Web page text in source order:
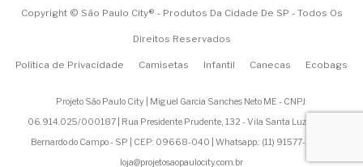
Copyright © São Paulo City® - Produtos Da Cidade De SP - Todos Os
Direitos Reservados
Política de Privacidade Camisetas Infantil Canecas Ecobags
Projeto São Paulo City | Miguel Garcia Sanches Neto ME - CNPJ:
06.914.025/000187 | Rua Presidente Prudente, 132 - Vila Santa Luzia - São
Bernardo do Campo - SP | CEP: 09668-040 | Whatsapp.: (11) 91577-1200
loja@projetosaopaulocity.com.br